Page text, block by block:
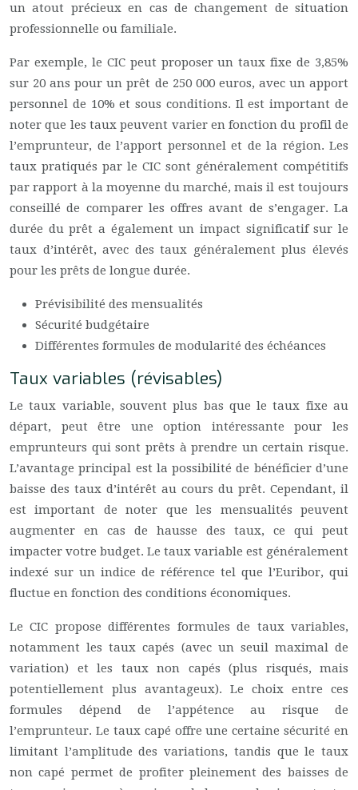
un atout précieux en cas de changement de situation
professionnelle ou familiale.
Par exemple, le CIC peut proposer un taux fixe de 3,85%
sur 20 ans pour un prêt de 250 000 euros, avec un apport
personnel de 10% et sous conditions. Il est important de
noter que les taux peuvent varier en fonction du profil de
l’emprunteur, de l’apport personnel et de la région. Les
taux pratiqués par le CIC sont généralement compétitifs
par rapport à la moyenne du marché, mais il est toujours
conseillé de comparer les offres avant de s’engager. La
durée du prêt a également un impact significatif sur le
taux d’intérêt, avec des taux généralement plus élevés
pour les prêts de longue durée.
Prévisibilité des mensualités
Sécurité budgétaire
Différentes formules de modularité des échéances
Taux variables (révisables)
Le taux variable, souvent plus bas que le taux fixe au
départ, peut être une option intéressante pour les
emprunteurs qui sont prêts à prendre un certain risque.
L’avantage principal est la possibilité de bénéficier d’une
baisse des taux d’intérêt au cours du prêt. Cependant, il
est important de noter que les mensualités peuvent
augmenter en cas de hausse des taux, ce qui peut
impacter votre budget. Le taux variable est généralement
indexé sur un indice de référence tel que l’Euribor, qui
fluctue en fonction des conditions économiques.
Le CIC propose différentes formules de taux variables,
notamment les taux capés (avec un seuil maximal de
variation) et les taux non capés (plus risqués, mais
potentiellement plus avantageux). Le choix entre ces
formules dépend de l’appétence au risque de
l’emprunteur. Le taux capé offre une certaine sécurité en
limitant l’amplitude des variations, tandis que le taux
non capé permet de profiter pleinement des baisses de